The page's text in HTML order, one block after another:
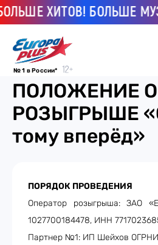
ХИТОВ! БОЛЬШЕ
№ 1 в России*
ПОЛОЖЕНИЕ О
РОЗЫГРЫШЕ
тому вперёд»
ПОРЯДОК ПРОВЕДЕНИЯ
Оператор розыгрыша: ЗАО
1027700184478, ИНН
Партнер №1: ИП Шейхов